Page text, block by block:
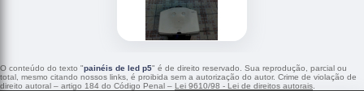
O conteúdo do texto "painéis de led p5" é de direito reservado. Sua reprodução, parcial ou
total, mesmo citando nossos links, é proibida sem a autorização do autor. Crime de violação de
direito autoral – artigo 184 do Código Penal – Lei 9610/98 - Lei de direitos autorais